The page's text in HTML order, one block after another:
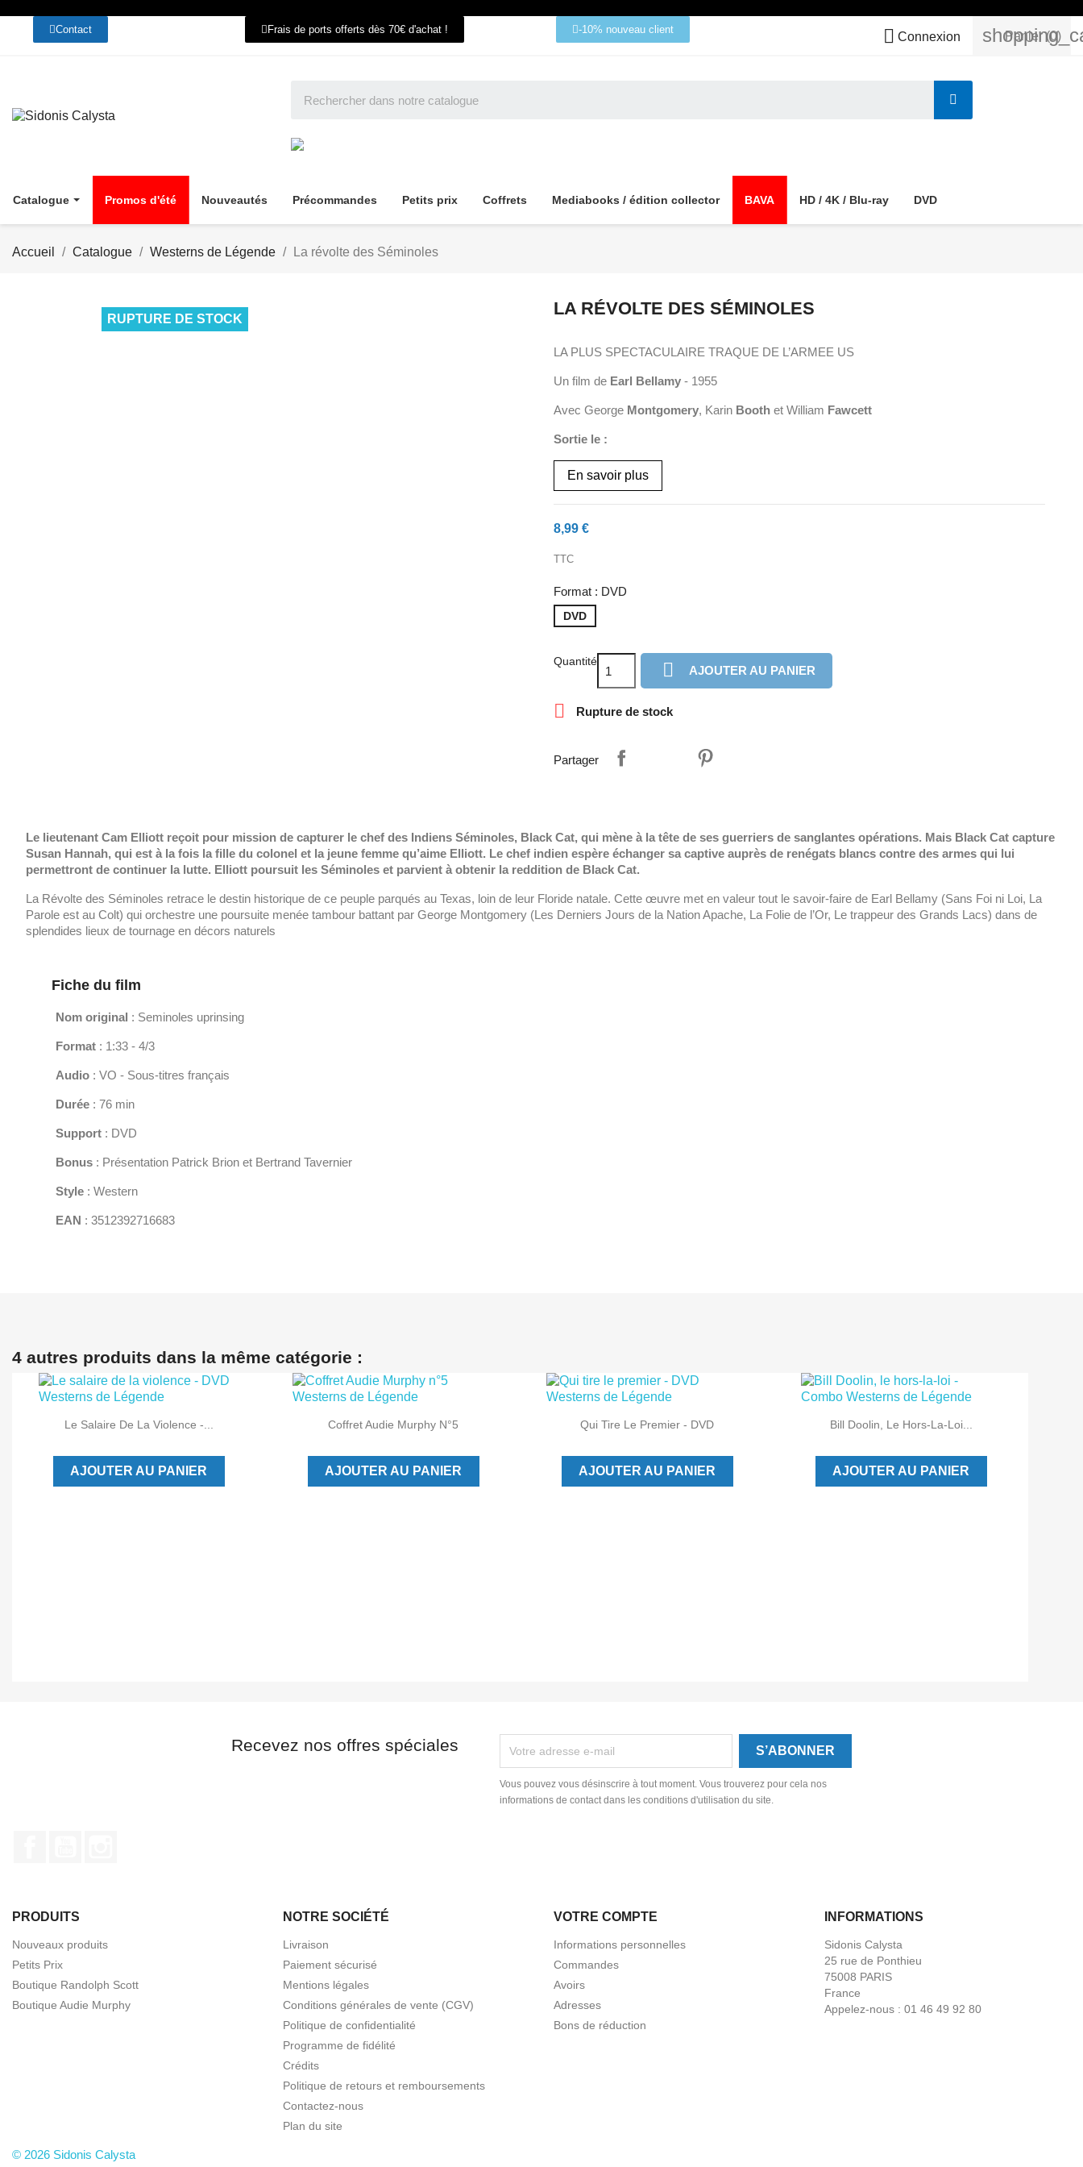
Contact Frais de ports offerts dès 70€ d'achat ! -10% nouveau client  Connexion Panier (0)
Catalogue Promos d'été Nouveautés Précommandes Petits prix Coffrets Mediabooks / édition collector BAVA HD / 4K / Blu-ray DVD
Accueil Catalogue Westerns de Légende La révolte des Séminoles
RUPTURE DE STOCK
LA RÉVOLTE DES SÉMINOLES
LA PLUS SPECTACULAIRE TRAQUE DE L’ARMEE US
Un film de Earl Bellamy - 1955
Avec George Montgomery, Karin Booth et William Fawcett
Sortie le :
En savoir plus
8,99 €
TTC
Format : DVD
DVD
Quantité  AJOUTER AU PANIER
 Rupture de stock
Partager
Le lieutenant Cam Elliott reçoit pour mission de capturer le chef des Indiens Séminoles, Black Cat, qui mène à la tête de ses guerriers de sanglantes opérations. Mais Black Cat capture
Susan Hannah, qui est à la fois la fille du colonel et la jeune femme qu’aime Elliott. Le chef indien espère échanger sa captive auprès de renégats blancs contre des armes qui lui
permettront de continuer la lutte. Elliott poursuit les Séminoles et parvient à obtenir la reddition de Black Cat.
La Révolte des Séminoles retrace le destin historique de ce peuple parqués au Texas, loin de leur Floride natale. Cette œuvre met en valeur tout le savoir-faire de Earl Bellamy (Sans Foi ni Loi, La
Parole est au Colt) qui orchestre une poursuite menée tambour battant par George Montgomery (Les Derniers Jours de la Nation Apache, La Folie de l’Or, Le trappeur des Grands Lacs) dans de
splendides lieux de tournage en décors naturels
Fiche du film
Nom original : Seminoles uprinsing
Format : 1:33 - 4/3
Audio : VO - Sous-titres français
Durée : 76 min
Support : DVD
Bonus : Présentation Patrick Brion et Bertrand Tavernier
Style : Western
EAN : 3512392716683
4 autres produits dans la même catégorie :
 Aperçu rapide
Le Salaire De La Violence -...
AJOUTER AU PANIER
 Aperçu rapide
Coffret Audie Murphy N°5
AJOUTER AU PANIER
 Aperçu rapide
Qui Tire Le Premier - DVD
AJOUTER AU PANIER
 Aperçu rapide
Bill Doolin, Le Hors-La-Loi...
AJOUTER AU PANIER
Recevez nos offres spéciales
Vous pouvez vous désinscrire à tout moment. Vous trouverez pour cela nos
informations de contact dans les conditions d'utilisation du site.
PRODUITS
Nouveaux produits
Petits Prix
Boutique Randolph Scott
Boutique Audie Murphy
NOTRE SOCIÉTÉ
Livraison
Paiement sécurisé
Mentions légales
Conditions générales de vente (CGV)
Politique de confidentialité
Programme de fidélité
Crédits
Politique de retours et remboursements
Contactez-nous
Plan du site
VOTRE COMPTE
Informations personnelles
Commandes
Avoirs
Adresses
Bons de réduction
INFORMATIONS
Sidonis Calysta
25 rue de Ponthieu
75008 PARIS
France
Appelez-nous : 01 46 49 92 80
© 2026 Sidonis Calysta